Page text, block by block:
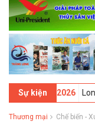
Sự kiện
02-2026 London, UK -
Thương mại Chế biến -